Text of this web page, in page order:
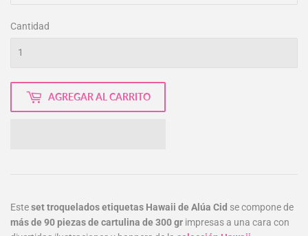
Cantidad
AGREGAR AL CARRITO
Esteset troquelados etiquetas Hawaii de Alúa Cid se compone de
más de 90 piezas de cartulina de 300 gr impresas a una cara con